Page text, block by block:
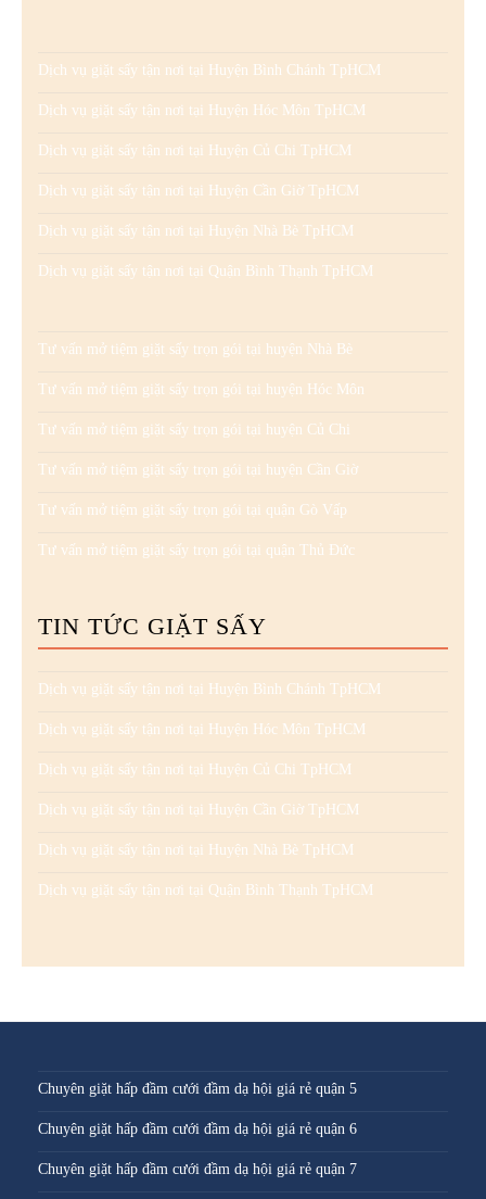
Dịch vụ giặt sấy tận nơi tại Huyện Bình Chánh TpHCM
Dịch vụ giặt sấy tận nơi tại Huyện Hóc Môn TpHCM
Dịch vụ giặt sấy tận nơi tại Huyện Củ Chi TpHCM
Dịch vụ giặt sấy tận nơi tại Huyện Cần Giờ TpHCM
Dịch vụ giặt sấy tận nơi tại Huyện Nhà Bè TpHCM
Dịch vụ giặt sấy tận nơi tại Quận Bình Thạnh TpHCM
Tư vấn mở tiệm giặt sấy trọn gói tại huyện Nhà Bè
Tư vấn mở tiệm giặt sấy trọn gói tại huyện Hóc Môn
Tư vấn mở tiệm giặt sấy trọn gói tại huyện Củ Chi
Tư vấn mở tiệm giặt sấy trọn gói tại huyện Cần Giờ
Tư vấn mở tiệm giặt sấy trọn gói tại quận Gò Vấp
Tư vấn mở tiệm giặt sấy trọn gói tại quận Thủ Đức
TIN TỨC GIẶT SẤY
Dịch vụ giặt sấy tận nơi tại Huyện Bình Chánh TpHCM
Dịch vụ giặt sấy tận nơi tại Huyện Hóc Môn TpHCM
Dịch vụ giặt sấy tận nơi tại Huyện Củ Chi TpHCM
Dịch vụ giặt sấy tận nơi tại Huyện Cần Giờ TpHCM
Dịch vụ giặt sấy tận nơi tại Huyện Nhà Bè TpHCM
Dịch vụ giặt sấy tận nơi tại Quận Bình Thạnh TpHCM
Chuyên giặt hấp đầm cưới đầm dạ hội giá rẻ quận 5
Chuyên giặt hấp đầm cưới đầm dạ hội giá rẻ quận 6
Chuyên giặt hấp đầm cưới đầm dạ hội giá rẻ quận 7